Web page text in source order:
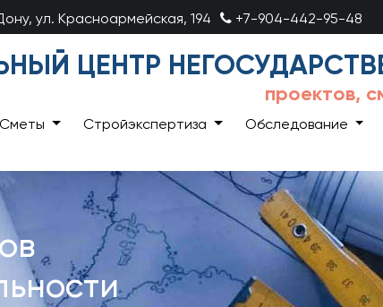
ул. Красноармейская, 194 +7-904-442-95-48
ЦЕНТР
проектов,
Сметы Стройэкспертиза Обследование